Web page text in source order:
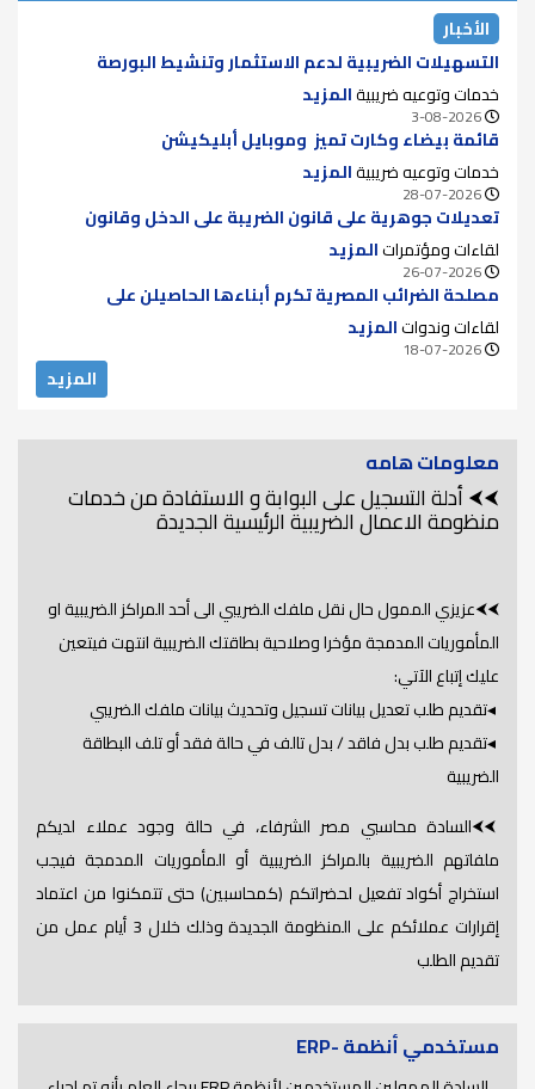
الأخبار
التسهيلات الضريبية لدعم الاستثمار وتنشيط البورصة
خدمات وتوعيه ضريبيةالمزيد
3-08-2026
قائمة بيضاء وكارت تميز وموبايل أبليكيشن
خدمات وتوعيه ضريبيةالمزيد
28-07-2026
تعديلات جوهرية على قانون الضريبة على الدخل وقانون
الضريبة على الدمغة للقضاء على الازدواج الضريبي ودعم سوق
الأوراق المالية
لقاءات ومؤتمراتالمزيد
26-07-2026
مصلحة الضرائب المصرية تكرم أبناءها الحاصيلن على
الماجستير والدكتوراه لعام 2025..
لقاءات وندواتالمزيد
18-07-2026
المزيد
معلومات هامه
⮜⮜ أدلة التسجيل على البوابة و الاستفادة من خدمات
منظومة الاعمال الضريبية الرئيسية الجديدة
⮜⮜عزيزي الممول حال نقل ملفك الضريبي الى أحد المراكز الضريبية او
المأموريات المدمجة مؤخرا وصلاحية بطاقتك الضريبية انتهت فيتعين
عليك إتباع الآتي:
◂تقديم طلب تعديل بيانات تسجيل وتحديث بيانات ملفك الضريبي
◂تقديم طلب بدل فاقد / بدل تالف في حالة فقد أو تلف البطاقة
الضريبية
⮜⮜السادة محاسبي مصر الشرفاء، في حالة وجود عملاء لديكم
ملفاتهم الضريبية بالمراكز الضريبية أو المأموريات المدمجة فيجب
استخراج أكواد تفعيل لحضراتكم (كمحاسبين) حتى تتمكنوا من اعتماد
إقرارات عملائكم على المنظومة الجديدة وذلك خلال 3 أيام عمل من
تقديم الطلب
مستخدمي أنظمة -ERP